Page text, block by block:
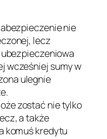
nie
lecz
wcześniej sumy w
ulegnie
zostać nie tylko
a także
komuś kredytu